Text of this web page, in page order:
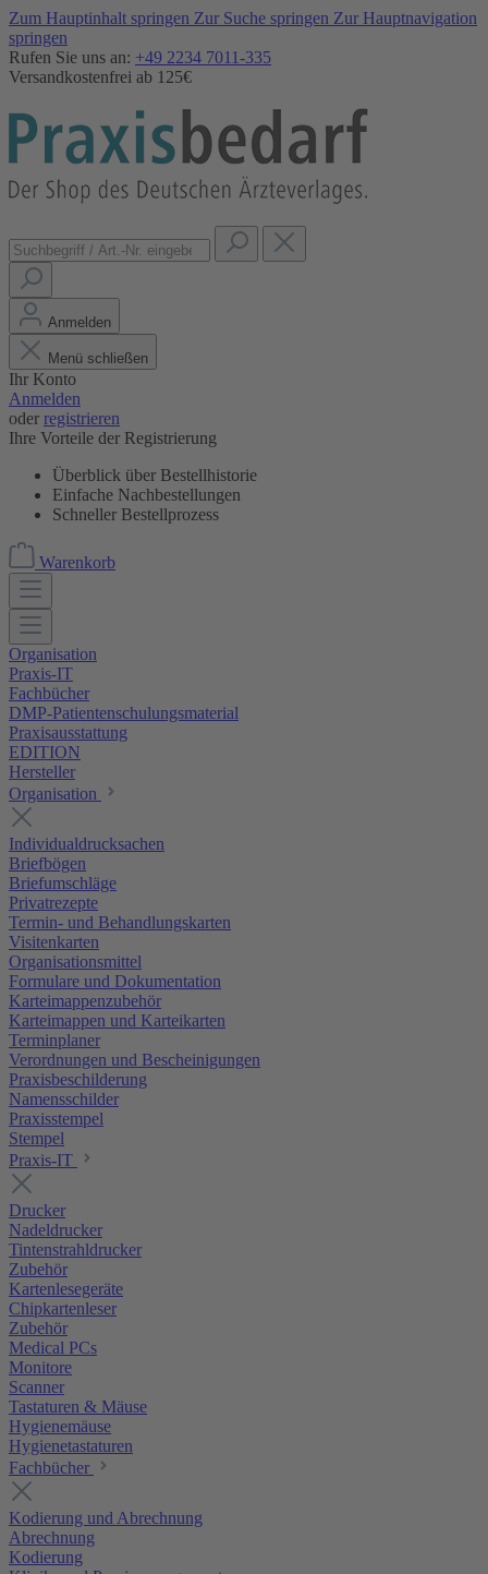
Zum Hauptinhalt springen Zur Suche springen Zur Hauptnavigation
springen
Rufen Sie uns an: +49 2234 7011-335
Versandkostenfrei ab 125€
Anmelden
Menü schließen
Ihr Konto
Anmelden
oder registrieren
Ihre Vorteile der Registrierung
Überblick über Bestellhistorie
Einfache Nachbestellungen
Schneller Bestellprozess
Warenkorb
Organisation
Praxis-IT
Fachbücher
DMP-Patientenschulungsmaterial
Praxisausstattung
EDITION
Hersteller
Organisation
Individualdrucksachen
Briefbögen
Briefumschläge
Privatrezepte
Termin- und Behandlungskarten
Visitenkarten
Organisationsmittel
Formulare und Dokumentation
Karteimappenzubehör
Karteimappen und Karteikarten
Terminplaner
Verordnungen und Bescheinigungen
Praxisbeschilderung
Namensschilder
Praxisstempel
Stempel
Praxis-IT
Drucker
Nadeldrucker
Tintenstrahldrucker
Zubehör
Kartenlesegeräte
Chipkartenleser
Zubehör
Medical PCs
Monitore
Scanner
Tastaturen & Mäuse
Hygienemäuse
Hygienetastaturen
Fachbücher
Kodierung und Abrechnung
Abrechnung
Kodierung